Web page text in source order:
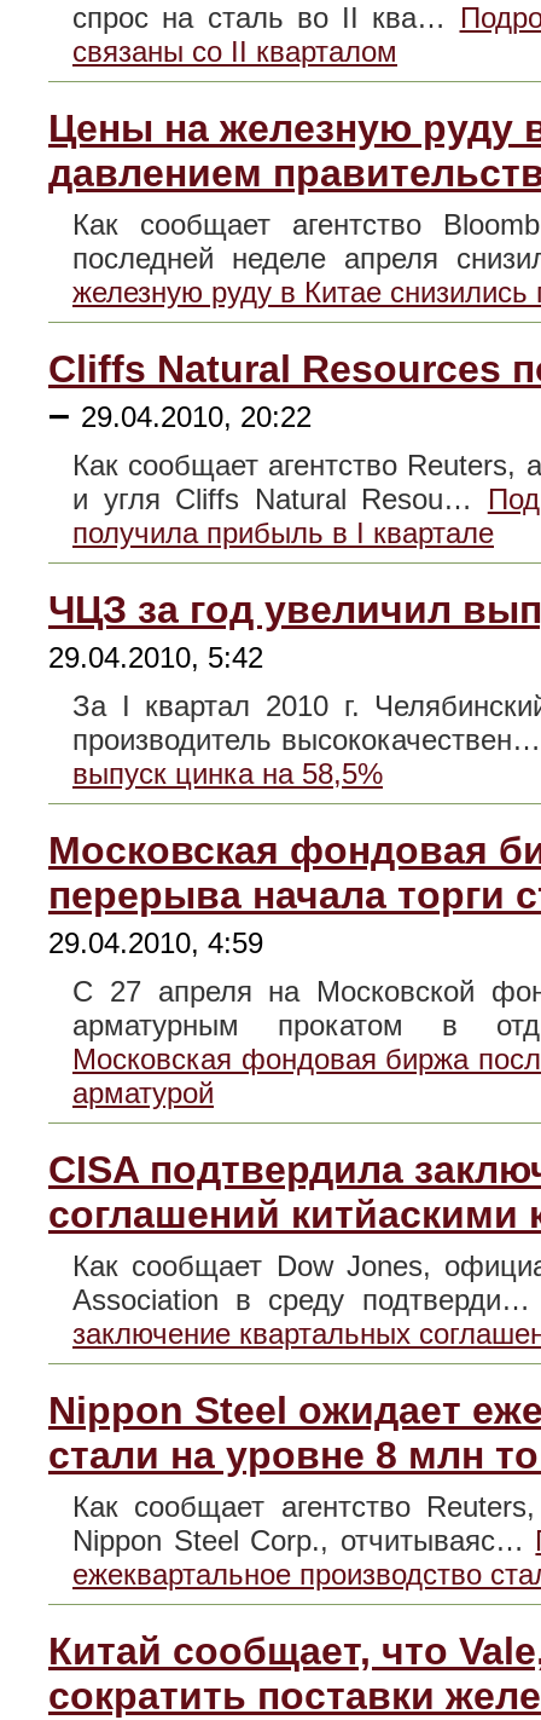
спрос на сталь во II ква…
связаны со II кварталом
Цены на железную руду
давлением
Как сообщает агентство
последней неделе апреля
железную руду в Китае
Cliffs Natural Resources
– 29.04.2010, 20:22
Как сообщает агентство Reuters,
и угля Cliffs Natural Resou…
получила прибыль в I квартале
ЧЦЗ за год увеличил
29.04.2010, 5:42
За I квартал 2010 г.
производитель
выпуск цинка на 58,5%
Московская фондовая
перерыва начала торги
29.04.2010, 4:59
С 27 апреля на Московской
арматурным прокатом в
Московская фондовая биржа
арматурой
CISA подтвердила
соглашений китйаскими
Как сообщает Dow Jones,
Association в среду
заключение квартальных
Nippon Steel ожидает
стали на уровне 8 млн
Как сообщает агентство
Nippon Steel Corp., отчитываяс…
ежеквартальное производство
Китай сообщает, что
сократить поставки